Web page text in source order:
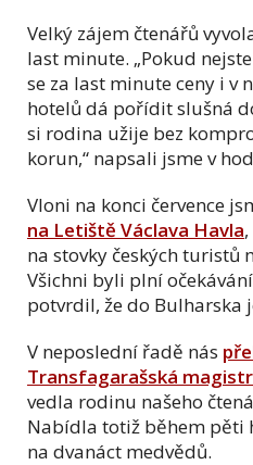
Velký zájem čtenářů
last minute. „Pokud
se za last minute ceny i v
hotelů dá pořídit slušná
si rodina užije bez
korun,“ napsali jsme v
Vloni na konci července
na Letiště Václava Havla
na stovky českých turistů
Všichni byli plní
potvrdil, že do Bulharska
V neposlední řadě nás
Transfagarašská
vedla rodinu našeho
Nabídla totiž během pěti
na dvanáct medvědů.